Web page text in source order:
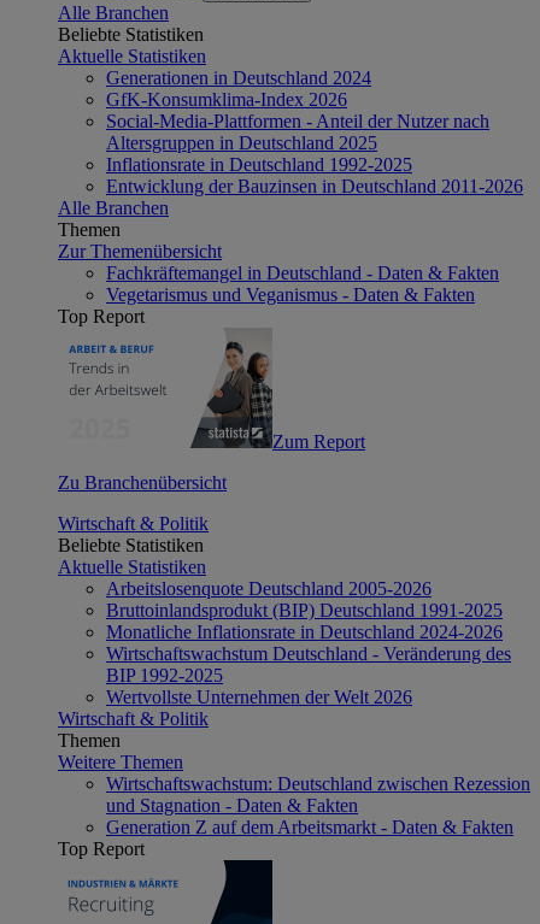
Alle Branchen
Beliebte Statistiken
Aktuelle Statistiken
Generationen in Deutschland 2024
GfK-Konsumklima-Index 2026
Social-Media-Plattformen - Anteil der Nutzer nach
Altersgruppen in Deutschland 2025
Inflationsrate in Deutschland 1992-2025
Entwicklung der Bauzinsen in Deutschland 2011-2026
Alle Branchen
Themen
Zur Themenübersicht
Fachkräftemangel in Deutschland - Daten & Fakten
Vegetarismus und Veganismus - Daten & Fakten
Top Report
Zum Report
Zu Branchenübersicht
Wirtschaft & Politik
Beliebte Statistiken
Aktuelle Statistiken
Arbeitslosenquote Deutschland 2005-2026
Bruttoinlandsprodukt (BIP) Deutschland 1991-2025
Monatliche Inflationsrate in Deutschland 2024-2026
Wirtschaftswachstum Deutschland - Veränderung des
BIP 1992-2025
Wertvollste Unternehmen der Welt 2026
Wirtschaft & Politik
Themen
Weitere Themen
Wirtschaftswachstum: Deutschland zwischen Rezession
und Stagnation - Daten & Fakten
Generation Z auf dem Arbeitsmarkt - Daten & Fakten
Top Report